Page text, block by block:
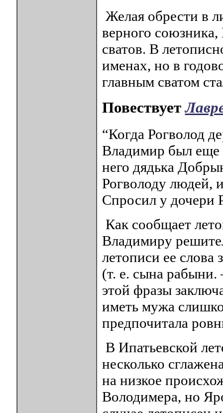
Желая обрести в
верного
сватов. В
именах, но в
главным сватом
Повествует
“Когда Рогволод
Владимир был еще
него дядька
Рогволоду людей,
Спросил у дочери
Как сообщает
Владимиру
летописи ее слова
(т. е. сына
этой фразы
иметь мужа
предпочитала
В Ипатьевской
несколько
на низкое
Володимера, но